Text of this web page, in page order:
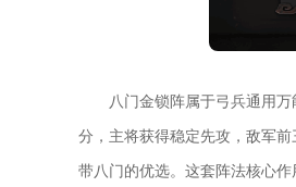
八门金锁阵属于弓兵通用
分，主将获得稳定先攻，敌军
带八门的优选。这套阵法核心